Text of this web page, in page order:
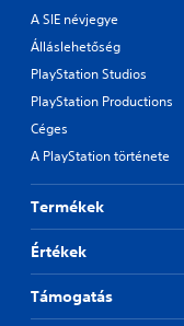
A SIE névjegye
Álláslehetőség
PlayStation Studios
PlayStation Productions
Céges
A PlayStation története
Termékek
Értékek
Támogatás